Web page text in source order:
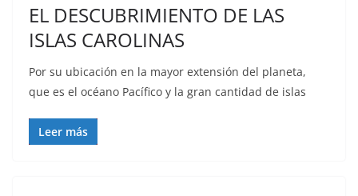
EL DESCUBRIMIENTO DE LAS
ISLAS CAROLINAS
Por su ubicación en la mayor extensión del planeta,
que es el océano Pacífico y la gran cantidad de islas
Leer más